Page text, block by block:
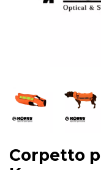
Corpetto